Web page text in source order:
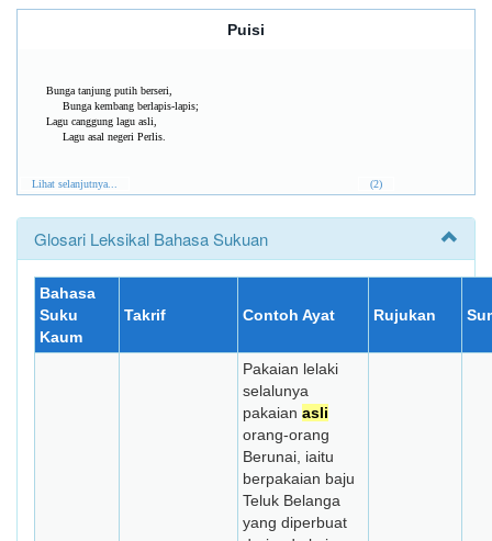
Puisi
Bunga tanjung putih berseri,
Bunga kembang berlapis-lapis;
Lagu canggung lagu asli,
Lagu asal negeri Perlis.
Lihat selanjutnya... (2)
Glosari Leksikal Bahasa Sukuan
Bahasa
Suku
Kaum
Takrif Contoh Ayat Rujukan
Pakaian lelaki
selalunya
pakaian asli
orang-orang
Berunai, iaitu
berpakaian baju
Teluk Belanga
yang diperbuat